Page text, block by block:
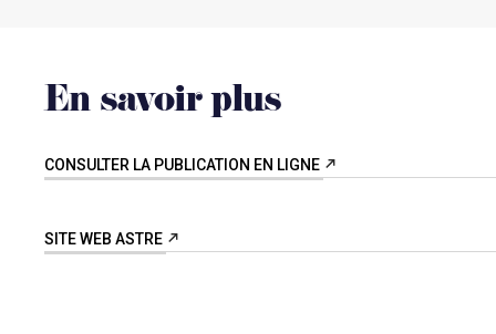
En savoir plus
CONSULTER LA PUBLICATION EN LIGNE
SITE WEB ASTRE